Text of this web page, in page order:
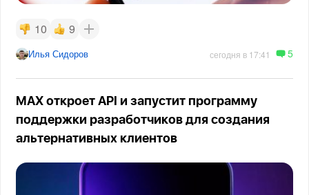
10 9
Илья Сидоров сегодня в 17:41 5
MAX откроет API и запустит программу
поддержки разработчиков для создания
альтернативных клиентов